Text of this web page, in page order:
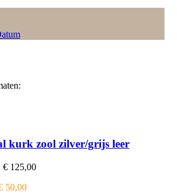
kurk zool zilver/grijs leer
€ 125,00
50,00